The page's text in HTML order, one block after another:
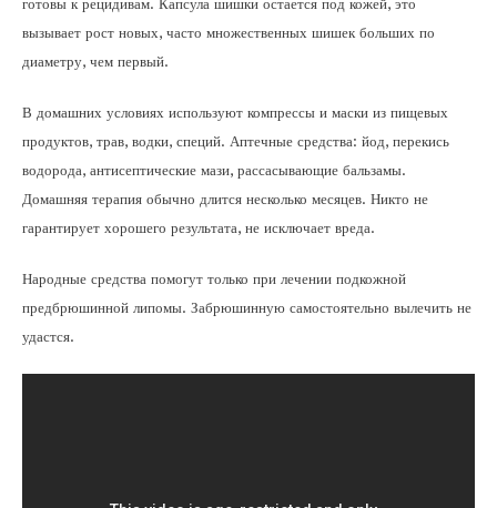
готовы к рецидивам. Капсула шишки остается под кожей, это
вызывает рост новых, часто множественных шишек больших по
диаметру, чем первый.
В домашних условиях используют компрессы и маски из пищевых
продуктов, трав, водки, специй. Аптечные средства: йод, перекись
водорода, антисептические мази, рассасывающие бальзамы.
Домашняя терапия обычно длится несколько месяцев. Никто не
гарантирует хорошего результата, не исключает вреда.
Народные средства помогут только при лечении подкожной
предбрюшинной липомы. Забрюшинную самостоятельно вылечить не
удастся.